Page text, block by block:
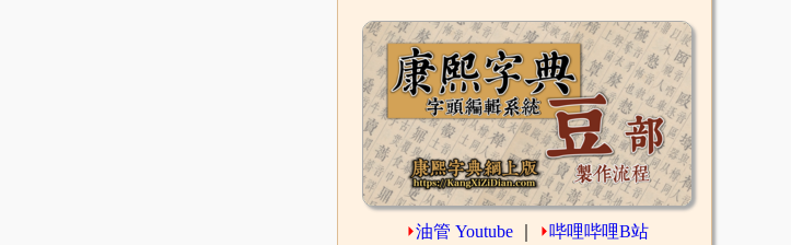
⏵油管 Youtube ⏵哔哩哔哩B站